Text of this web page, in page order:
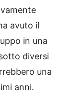
avuto il
in una
diversi
una
anni.